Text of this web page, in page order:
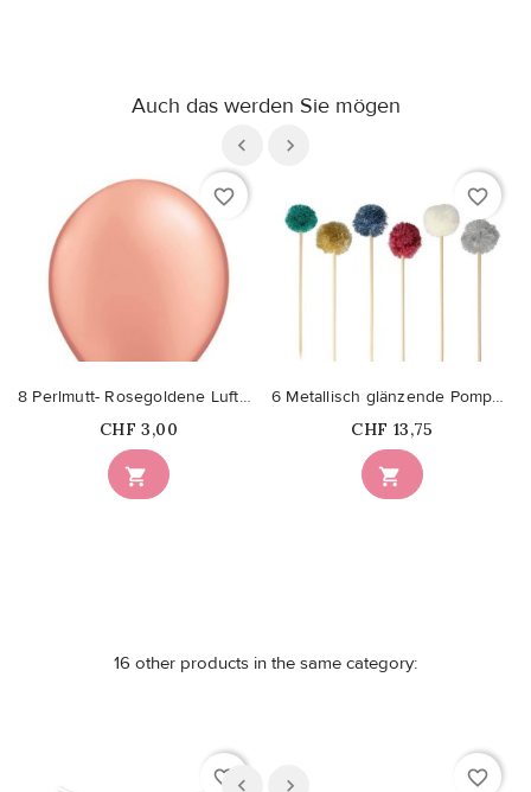
Auch das werden Sie mögen
favorite_border

8 Perlmutt- Rosegoldene Luftballons
Price
CHF 3,00
favorite_border

6 Metallisch glänzende Pompom Cake Toppers
Price
CHF 13,75
16 other products in the same category:
favorite_border favorite_border